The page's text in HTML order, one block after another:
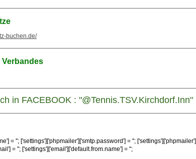
buchen.de/
in FACEBOOK : "@Tennis.TSV.Kirchdorf.Inn"
= ''; ['settings']['phpmailer']['smtp.password'] = ''; ['settings']['phpmailer']
= ''; ['settings']['email']['default.from.name'] = '';